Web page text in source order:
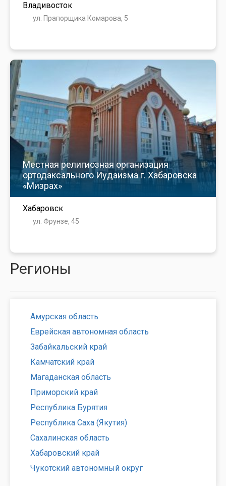
Владивосток
ул. Прапорщика Комарова, 5
Местная религиозная организация
ортодаксального Иудаизма г. Хабаровска
«Мизрах»
Хабаровск
ул. Фрунзе, 45
Регионы
Амурская область
Еврейская автономная область
Забайкальский край
Камчатский край
Магаданская область
Приморский край
Республика Бурятия
Республика Саха (Якутия)
Сахалинская область
Хабаровский край
Чукотский автономный округ